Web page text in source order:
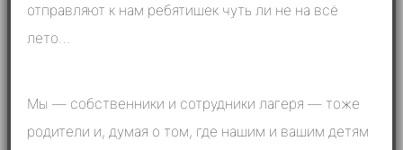
отправляют к нам ребятишек чуть ли не на всё
лето…
Мы — собственники и сотрудники лагеря — тоже
родители и, думая о том, где нашим и вашим детям